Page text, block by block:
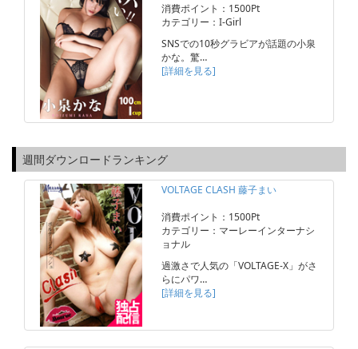
消費ポイント：1500Pt
カテゴリー：I-Girl
SNSでの10秒グラビアが話題の小泉
かな。驚…
[詳細を見る]
週間ダウンロードランキング
VOLTAGE CLASH 藤子まい
消費ポイント：1500Pt
カテゴリー：マーレーインターナシ
ョナル
過激さで人気の「VOLTAGE-X」がさ
らにパワ…
[詳細を見る]